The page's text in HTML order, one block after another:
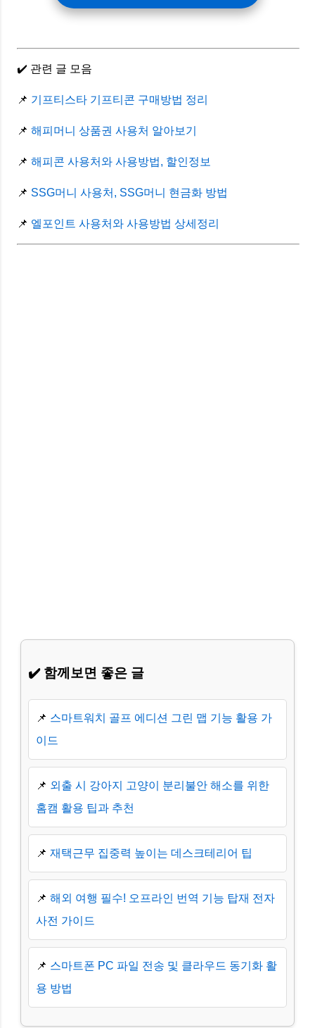
✔️ 관련 글 모음
📌 기프티스타 기프티콘 구매방법 정리
📌 해피머니 상품권 사용처 알아보기
📌 해피콘 사용처와 사용방법, 할인정보
📌 SSG머니 사용처, SSG머니 현금화 방법
📌 엘포인트 사용처와 사용방법 상세정리
✔️ 함께보면 좋은 글
📌 스마트워치 골프 에디션 그린 맵 기능 활용 가
이드
📌 외출 시 강아지 고양이 분리불안 해소를 위한
홈캠 활용 팁과 추천
📌 재택근무 집중력 높이는 데스크테리어 팁
📌 해외 여행 필수! 오프라인 번역 기능 탑재 전자
사전 가이드
📌 스마트폰 PC 파일 전송 및 클라우드 동기화 활
용 방법